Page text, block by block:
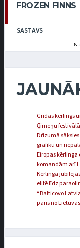
FROZEN FINNS
SASTĀVS
Grīdas kērlings
Ģimeņu
Drīzumā
grafiku un
Eiropas
komandām arī
Kērlinga
elitē līdz
“Balticovo
pāris no Lietuvas